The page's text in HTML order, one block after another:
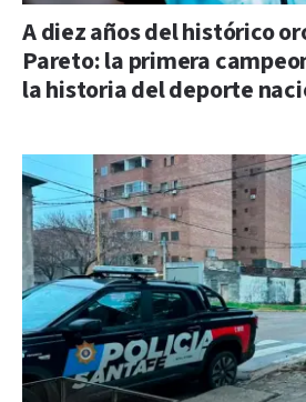
A diez años del histórico
Pareto: la primera
la historia del deporte